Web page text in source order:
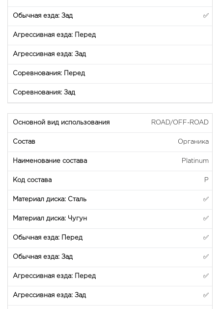
✅
ROAD/OFF-ROAD
Органика
Platinum
P
✅
✅
✅
✅
✅
✅